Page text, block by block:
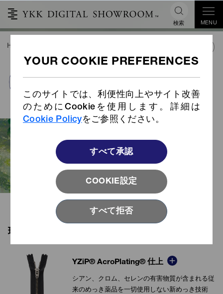
このサイトでは、利便性向上やサイト改善
のためにCookieを使用します。詳細は
Cookie Policyをご参照ください。
COOKIE設定
すべて承認
すべて拒否
検索 MENU
環境配慮型表面処理
YKKの環境配慮型金属表面処理は、従来の
す。水やエネルギーの使用量が少なく、従
来のめっき工程で使われている有害な化学
物質も除去しながら、従来のめっきと同等
の仕上がりを実現しています。
環境配慮型表面処理 商品
YZiP® AcroPlating® 仕上
シアン、クロム、セレンの有害物質が含まれる従
来のめっき薬品を一切使用しない新めっき技術
HOME